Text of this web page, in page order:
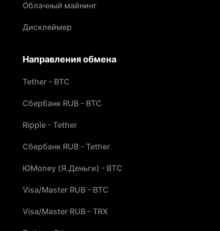
Облачный майнинг
Дисклеймер
Направления обмена
Tether - BTC
Сбербанк RUB - BTC
Ripple - Tether
Сбербанк RUB - Tether
ЮMoney (Я.Деньги) - BTC
Visa/Master RUB - BTC
Visa/Master RUB - TRX